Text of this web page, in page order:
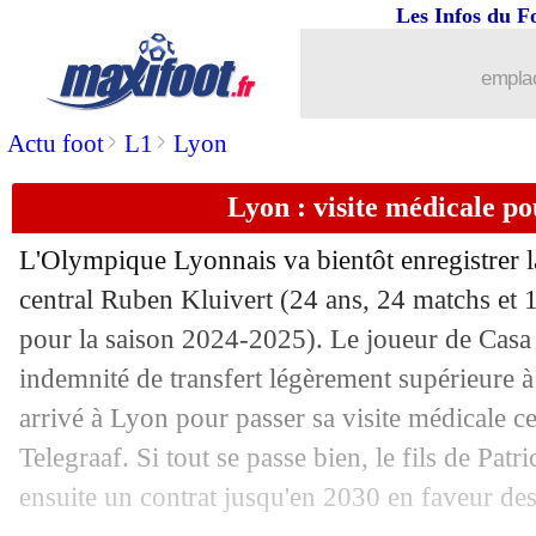
Actu foot> L1 > Lyon
Les Infos du
Lyon : visite médicale
L'Olympique Lyonnais va bientôt enregistrer
central Ruben Kluivert (24 ans, 24 matchs et
pour la saison 2024-2025). Le joueur de
indemnité de transfert légèrement supérieure
arrivé à Lyon pour passer sa visite médicale
Telegraaf. Si tout se passe bien, le fils de
ensuite un contrat jusqu'en 2030 en faveur
24/07 Milan: Emerson Royal a tranché
24/07 Bayern: Galatasaray veut Kim
: Isak a annoncé ses
24/07 Lyon : combien va rapporter la vente
24/07 Lorient: Kouassi signe pour 4 ans
24/07 OM: Aubameyang, les "petits
24/07 : la C1, Abdou Diallo a vibré